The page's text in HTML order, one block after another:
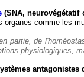
(SNA, neurovégétatif
organes comme les
partie, de
physiologiques,